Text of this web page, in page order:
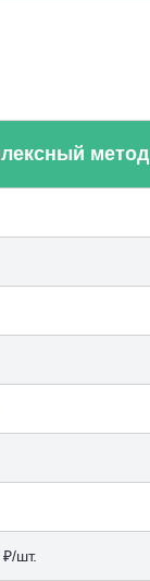
метод
шт.